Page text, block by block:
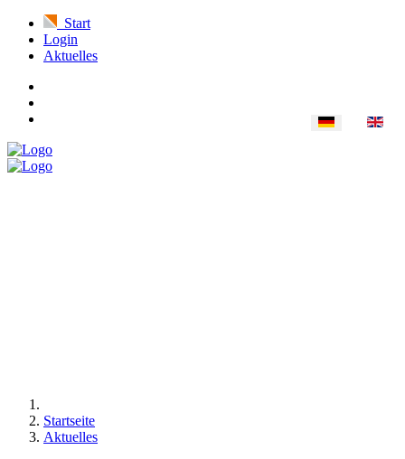
Start
Login
Aktuelles
Startseite
Aktuelles